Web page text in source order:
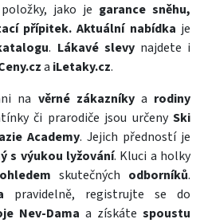
jako je garance sněhu,
přípitek. Aktuální nabídka je
. Lákavé slevy najdete i
a iLetaky.cz.
na věrné zákazníkya rodiny
či prarodiče jsou určenySki
Academy. Jejich předností je
s výukou lyžování. Kluci a holky
skutečných odborníků.
pravidelně, registrujte se do
Nev-Dama a získáte spoustu